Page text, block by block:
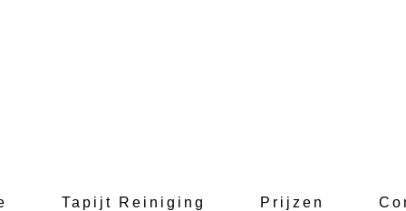
Tapijt Reiniging Prijzen